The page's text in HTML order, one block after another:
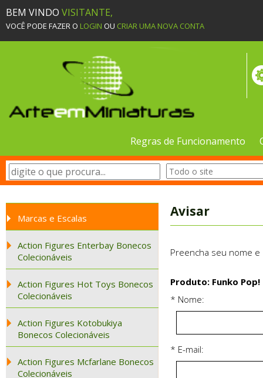
BEM VINDO VISITANTE,
VOCÊ PODE FAZER O LOGIN OU CRIAR UMA NOVA CONTA
Regras de Funcionamento
Marcas e Escalas
Action Figures Enterbay Bonecos
Colecionáveis
Action Figures Hot Toys Bonecos
Colecionáveis
Action Figures Kotobukiya
Bonecos Colecionáveis
Action Figures Mcfarlane Bonecos
Colecionáveis
Avisar
Preencha seu nome
Produto: Funko
* Nome:
* E-mail: